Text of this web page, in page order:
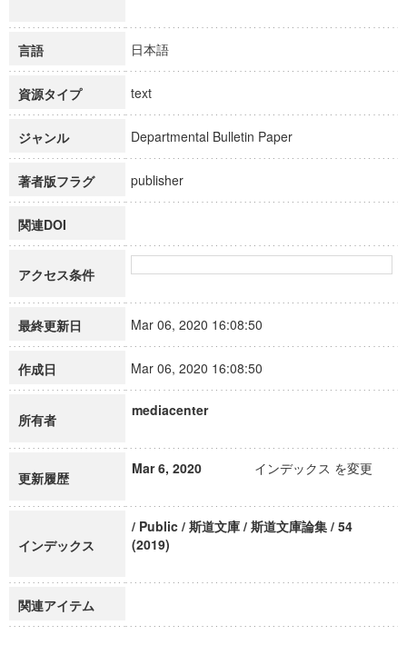
言語 日本語
資源タイプ text
ジャンル Departmental Bulletin Paper
著者版フラグ publisher
関連DOI
アクセス条件
最終更新日 Mar 06, 2020 16:08:50
作成日 Mar 06, 2020 16:08:50
所有者
mediacenter
更新履歴
Mar 6, 2020 インデックス を変更
インデックス
/ Public / 斯道文庫 / 斯道文庫論集 / 54
(2019)
関連アイテム